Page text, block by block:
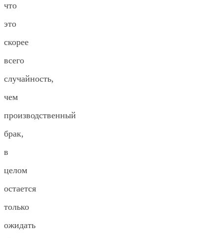
что
это
скорее
всего
случайность,
чем
производственный
брак,
в
целом
остается
только
ожидать